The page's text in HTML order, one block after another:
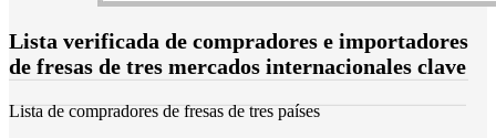
Lista verificada de compradores e importadores
de fresas de tres mercados internacionales clave
Lista de compradores de fresas de tres países